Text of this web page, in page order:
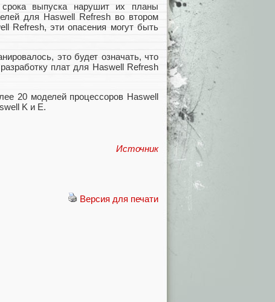
срока выпуска нарушит их планы
для Haswell Refresh во втором
Refresh, эти опасения могут быть
это будет означать, что
плат для Haswell Refresh
20 моделей процессоров Haswell
K и E.
Источник
Версия для печати